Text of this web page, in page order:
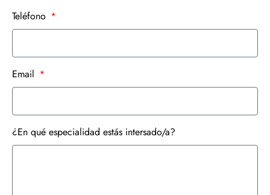
Teléfono
Email
¿En qué especialidad estás intersado/a?